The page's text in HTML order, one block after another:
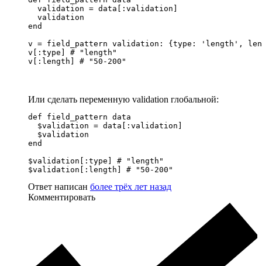
  validation = data[:validation]
  validation
end
v = field_pattern validation: {type: 'length',
v[:type] # "length"
v[:length] # "50-200"
Или сделать переменную validation глобальной:
def field_pattern data
  $validation = data[:validation]
  $validation
end
$validation[:type] # "length"
$validation[:length] # "50-200"
Ответ написан более трёх лет назад
Комментировать